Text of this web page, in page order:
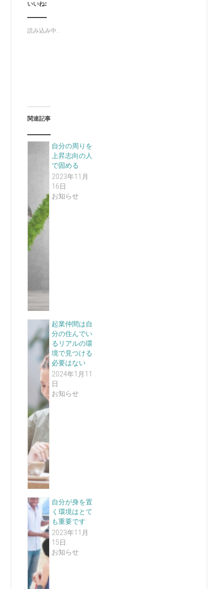
いいね:
読み込み中...
関連記事
自分の周りを
上昇志向の人
で固める
2023年11月
16日
お知らせ
起業仲間は自
分の住んでい
るリアルの環
境で見つける
必要はない
2024年1月11
日
お知らせ
自分が身を置
く環境はとて
も重要です
2023年11月
15日
お知らせ